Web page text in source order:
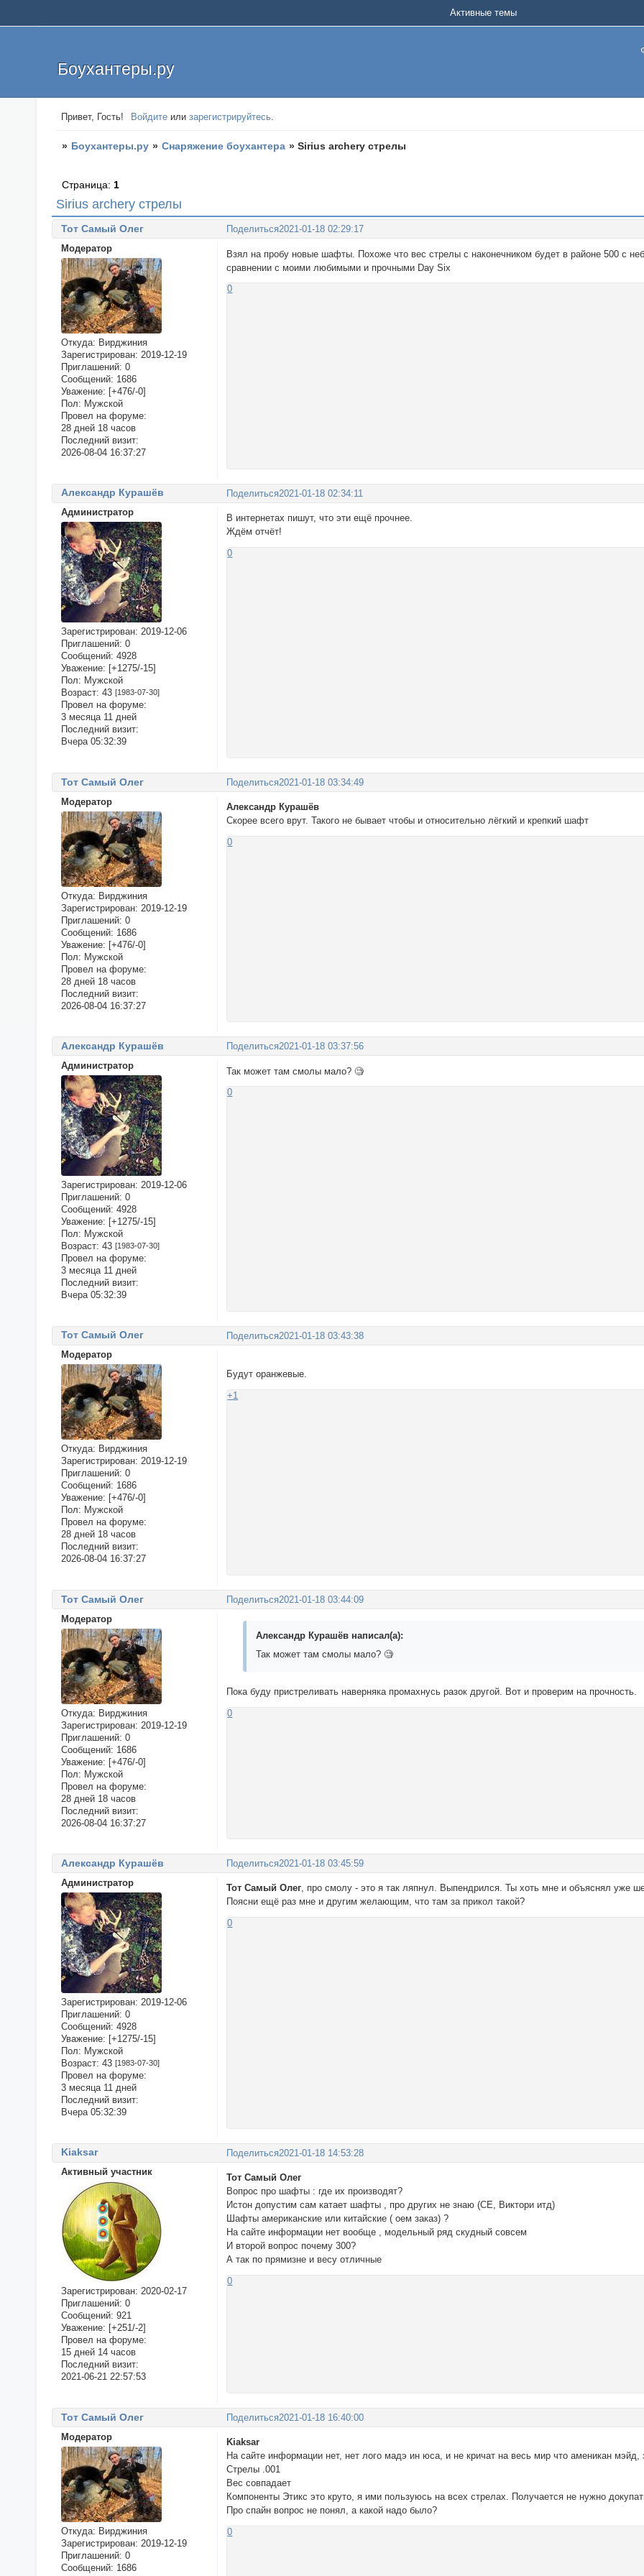
Боухантеры.ру
Активные темы
Привет, Гость! Войдите илизарегистрируйтесь.
» Боухантеры.ру » Снаряжение боухантера »Sirius archery стрелы
Sirius archery стрелы
Страница: 1
Поделиться2021-01-18 02:29:17
Тот Самый Олег
Модератор
Откуда: Вирджиния
Зарегистрирован: 2019-12-19
Приглашений: 0
Сообщений: 1686
Уважение: [+476/-0]
Пол: Мужской
Провел на форуме:
28 дней 18 часов
Последний визит:
2026-08-04 16:37:27
Взял на пробу новые шафты. Похоже что вес стрелы с наконечником будет в районе 500 с
сравнении с моими любимыми и прочными Day Six
0
Поделиться2021-01-18 02:34:11
Александр Курашёв
Администратор
Зарегистрирован: 2019-12-06
Приглашений: 0
Сообщений: 4928
Уважение: [+1275/-15]
Пол: Мужской
Возраст: 43 [1983-07-30]
Провел на форуме:
3 месяца 11 дней
Последний визит:
Вчера 05:32:39
В интернетах пишут, что эти ещё прочнее.
Ждём отчёт!
0
Поделиться2021-01-18 03:34:49
Тот Самый Олег
Модератор
Откуда: Вирджиния
Зарегистрирован: 2019-12-19
Приглашений: 0
Сообщений: 1686
Уважение: [+476/-0]
Пол: Мужской
Провел на форуме:
28 дней 18 часов
Последний визит:
2026-08-04 16:37:27
Александр Курашёв
Скорее всего врут. Такого не бывает чтобы и относительно лёгкий и крепкий шафт
0
Поделиться2021-01-18 03:37:56
Александр Курашёв
Администратор
Зарегистрирован: 2019-12-06
Приглашений: 0
Сообщений: 4928
Уважение: [+1275/-15]
Пол: Мужской
Возраст: 43 [1983-07-30]
Провел на форуме:
3 месяца 11 дней
Последний визит:
Вчера 05:32:39
Так может там смолы мало? 🧐
0
Поделиться2021-01-18 03:43:38
Тот Самый Олег
Модератор
Откуда: Вирджиния
Зарегистрирован: 2019-12-19
Приглашений: 0
Сообщений: 1686
Уважение: [+476/-0]
Пол: Мужской
Провел на форуме:
28 дней 18 часов
Последний визит:
2026-08-04 16:37:27
Будут оранжевые.
+1
Поделиться2021-01-18 03:44:09
Тот Самый Олег
Модератор
Откуда: Вирджиния
Зарегистрирован: 2019-12-19
Приглашений: 0
Сообщений: 1686
Уважение: [+476/-0]
Пол: Мужской
Провел на форуме:
28 дней 18 часов
Последний визит:
2026-08-04 16:37:27
Александр Курашёв написал(а):
Так может там смолы мало? 🧐
Пока буду пристреливать наверняка промахнусь разок другой. Вот и проверим на прочность.
0
Поделиться2021-01-18 03:45:59
Александр Курашёв
Администратор
Зарегистрирован: 2019-12-06
Приглашений: 0
Сообщений: 4928
Уважение: [+1275/-15]
Пол: Мужской
Возраст: 43 [1983-07-30]
Провел на форуме:
3 месяца 11 дней
Последний визит:
Вчера 05:32:39
Тот Самый Олег, про смолу - это я так ляпнул. Выпендрился. Ты хоть мне и объяснял уже
Поясни ещё раз мне и другим желающим, что там за прикол такой?
0
Поделиться2021-01-18 14:53:28
Kiaksar
Активный участник
Зарегистрирован: 2020-02-17
Приглашений: 0
Сообщений: 921
Уважение: [+251/-2]
Провел на форуме:
15 дней 14 часов
Последний визит:
2021-06-21 22:57:53
Тот Самый Олег
Вопрос про шафты : где их производят?
Истон допустим сам катает шафты , про других не знаю (СЕ, Виктори итд)
Шафты американские или китайские ( оем заказ) ?
На сайте информации нет вообще , модельный ряд скудный совсем
И второй вопрос почему 300?
А так по прямизне и весу отличные
0
Поделиться2021-01-18 16:40:00
Тот Самый Олег
Модератор
Откуда: Вирджиния
Зарегистрирован: 2019-12-19
Приглашений: 0
Сообщений: 1686
Kiaksar
На сайте информации нет, нет лого мадэ ин юса, и не кричат на весь мир что аменикан мэйд,
Стрелы .001
Вес совпадает
Компоненты Этикс это круто, я ими пользуюсь на всех стрелах. Получается не нужно
Про спайн вопрос не понял, а какой надо было?
0